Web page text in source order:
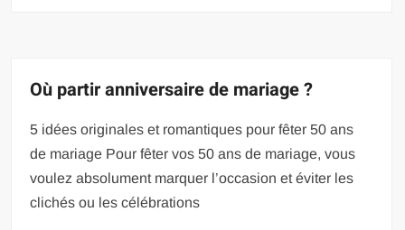
Où partir anniversaire de mariage ?
5 idées originales et romantiques pour fêter 50 ans
de mariage Pour fêter vos 50 ans de mariage, vous
voulez absolument marquer l’occasion et éviter les
clichés ou les célébrations